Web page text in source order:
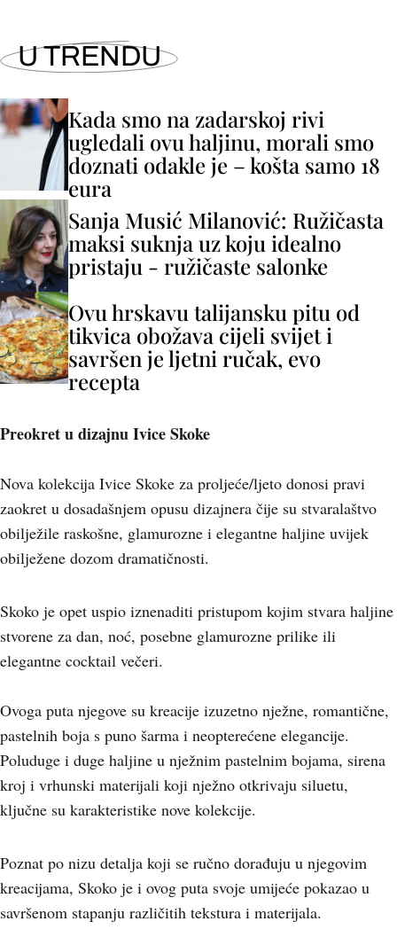
U TRENDU
Kada smo na zadarskoj rivi
ugledali ovu haljinu, morali smo
doznati odakle je – košta samo 18
eura
Sanja Musić Milanović: Ružičasta
maksi suknja uz koju idealno
pristaju - ružičaste salonke
Ovu hrskavu talijansku pitu od
tikvica obožava cijeli svijet i
savršen je ljetni ručak, evo
recepta
Preokret u dizajnu Ivice Skoke
Nova kolekcija Ivice Skoke za proljeće/ljeto donosi pravi
zaokret u dosadašnjem opusu dizajnera čije su stvaralaštvo
obilježile raskošne, glamurozne i elegantne haljine uvijek
obilježene dozom dramatičnosti.
Skoko je opet uspio iznenaditi pristupom kojim stvara haljine
stvorene za dan, noć, posebne glamurozne prilike ili
elegantne cocktail večeri.
Ovoga puta njegove su kreacije izuzetno nježne, romantične,
pastelnih boja s puno šarma i neopterećene elegancije.
Poluduge i duge haljine u nježnim pastelnim bojama, sirena
kroj i vrhunski materijali koji nježno otkrivaju siluetu,
ključne su karakteristike nove kolekcije.
Poznat po nizu detalja koji se ručno dorađuju u njegovim
kreacijama, Skoko je i ovog puta svoje umijeće pokazao u
savršenom stapanju različitih tekstura i materijala.